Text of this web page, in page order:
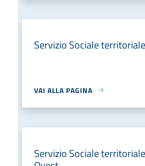
Servizio Sociale
VAI ALLA PAGINA
Servizio Sociale